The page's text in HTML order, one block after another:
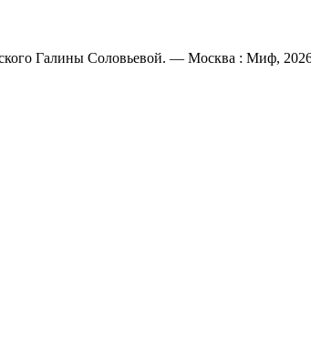
Галины Соловьевой. — Москва : Миф,